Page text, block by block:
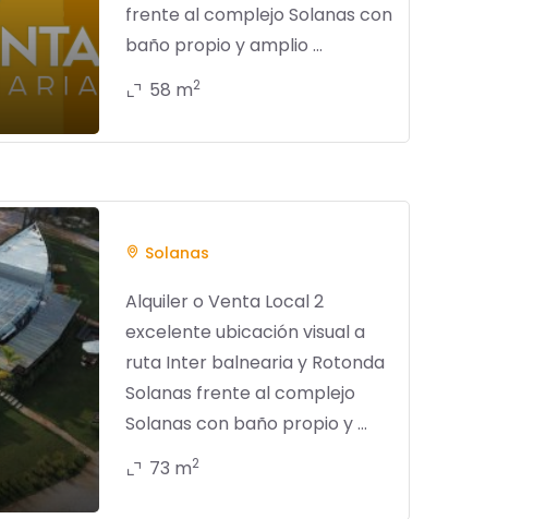
frente al complejo Solanas con
baño propio y amplio ...
58 m2
Solanas
Alquiler o Venta Local 2
excelente ubicación visual a
ruta Inter balnearia y Rotonda
Solanas frente al complejo
Solanas con baño propio y ...
73 m2